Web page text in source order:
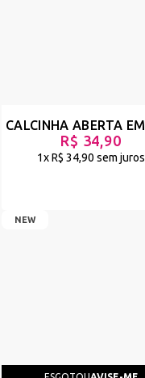
R$ 34,90
1xR$ 34,90 sem juros
NEW